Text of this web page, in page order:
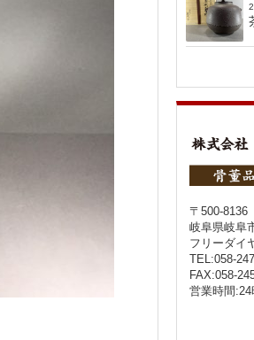
〒500-8136
岐阜県岐阜
フリーダイ
TEL:058-
FAX:058-
営業時間